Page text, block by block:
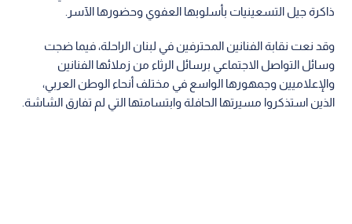
ذاكرة جيل التسعينيات بأسلوبها العفوي وحضورها الآسر.
وقد نعت نقابة الفنانين المحترفين في لبنان الراحلة، فيما ضجت
وسائل التواصل الاجتماعي برسائل الرثاء من زملائها الفنانين
والإعلاميين وجمهورها الواسع في مختلف أنحاء الوطن العربي،
الذين استذكروا مسيرتها الحافلة وابتسامتها التي لم تفارق الشاشة.